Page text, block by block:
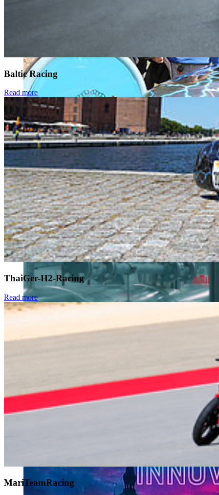
Baltic Racing
Read more
ThaiGer-H2-Racing
Read more
MariTeamRacing
Der ThaiGer beim Campustag
Eine Wärme-Kälte-Anlage der Stadtwerke Stralsund